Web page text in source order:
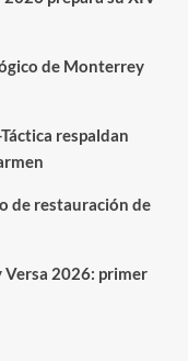
de Monterrey
respaldan
de restauración de
Versa 2026: primer